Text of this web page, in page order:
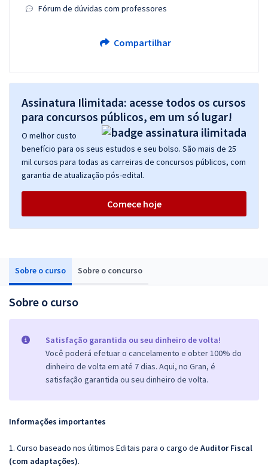
Sobre o curso Sobre o concurso
Sobre o curso
Satisfação garantida ou seu dinheiro de volta!
Você poderá efetuar o cancelamento e obter 100% do
dinheiro de volta em até 7 dias. Aqui, no Gran, é
satisfação garantida ou seu dinheiro de volta.
Informações importantes
1. Curso baseado nos últimos Editais para o cargo de Auditor Fiscal
(com adaptações).
Fórum de dúvidas com professores
Compartilhar
Assinatura Ilimitada: acesse todos os cursos
para concursos públicos, em um só lugar!
O melhor custo
benefício para os seus estudos e seu bolso. São mais de 25
mil cursos para todas as carreiras de concursos públicos, com
garantia de atualização pós-edital.
Comece hoje